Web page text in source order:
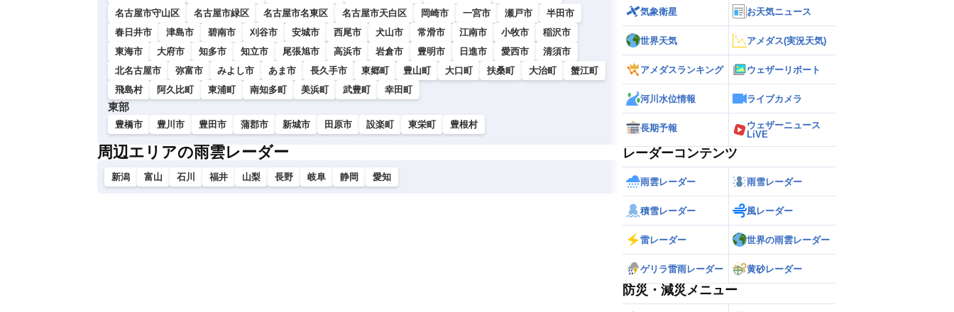
名古屋市守山区
名古屋市緑区 名古屋市名東区 名古屋市天白区 岡崎市 一宮市 瀬戸市
半田市
春日井市
津島市 碧南市 刈谷市 安城市 西尾市 犬山市 常滑市 江南市 小牧市
稲沢市
東海市
大府市 知多市 知立市 尾張旭市 高浜市 岩倉市 豊明市 日進市 愛西市
清須市
北名古屋市
弥富市 みよし市 あま市 長久手市 東郷町 豊山町 大口町 扶桑町 大治町
蟹江町
飛島村
阿久比町 東浦町 南知多町 美浜町 武豊町 幸田町
東部
豊橋市 豊川市 豊田市 蒲郡市 新城市 田原市 設楽町 東栄町 豊根村
周辺エリアの雨雲レーダー
新潟 富山 石川 福井 山梨 長野 岐阜 静岡 愛知
気象衛星 お天気ニュース
世界天気 アメダス(実況天気)
アメダスランキング ウェザーリポート
河川水位情報 ライブカメラ
長期予報
ウェザーニュース
LiVE
レーダーコンテンツ
雨雲レーダー 雨雪レーダー
積雪レーダー 風レーダー
雷レーダー 世界の雨雲レーダー
ゲリラ雷雨レーダー 黄砂レーダー
防災・減災メニュー